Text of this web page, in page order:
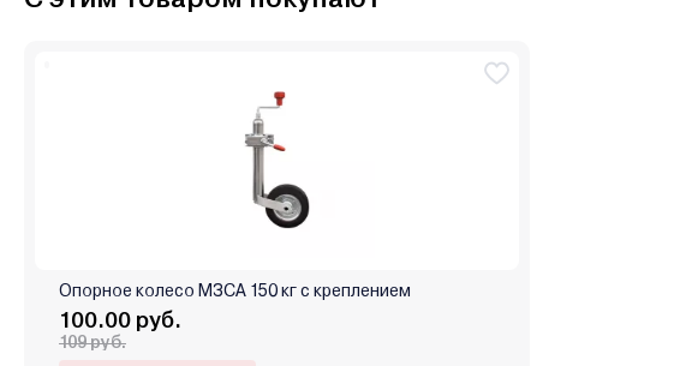
Опорное колесо МЗСА 150 кг с креплением
100.00 руб.
109 руб.